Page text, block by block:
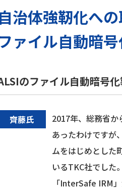
自治体強靭化へ
ファイル自動暗
のファイル自動暗号
齊藤氏
2017年、総務省
あったわけですが
ムをはじめとした
いるTKC社でした
「InterSafe IRM